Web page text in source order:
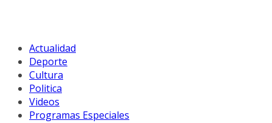
Actualidad
Deporte
Cultura
Politica
Videos
Programas Especiales